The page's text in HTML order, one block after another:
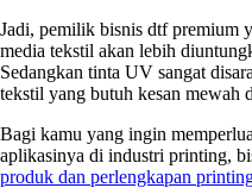
Jadi, pemilik bisnis dtf premium
media tekstil akan lebih
Sedangkan tinta UV sangat
tekstil yang butuh kesan mewah
Bagi kamu yang ingin
aplikasinya di industri printing,
produk dan perlengkapan